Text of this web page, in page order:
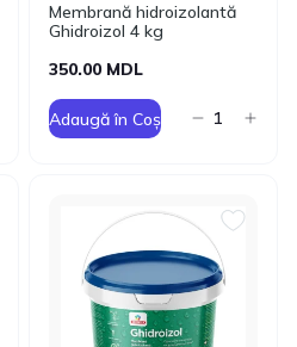
Membrană hidroizolantă
Ghidroizol 4 kg
350.00 MDL
Adaugă în Coș